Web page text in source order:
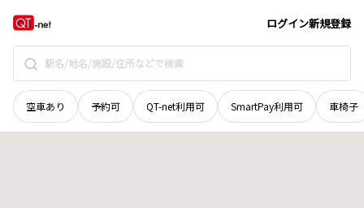
ログイン新規登録
空車あり 予約可 QT-net利用可 SmartPay利用可 車椅子
宮城県